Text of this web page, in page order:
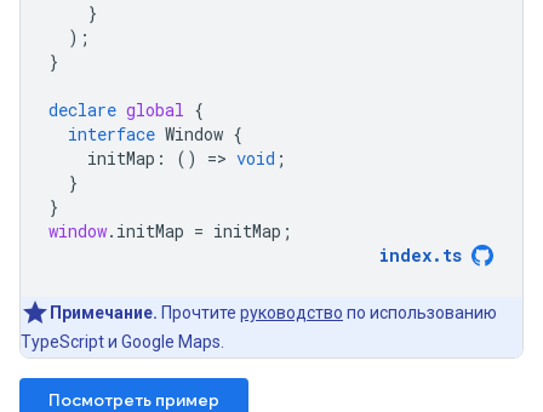
}
);
}
declare global {
interface Window {
initMap : () => void ;
}
}
window. initMap = initMap ;
index. ts
Примечание. Прочтите руководство по использованию
TypeScript и Google Maps.
Посмотреть пример